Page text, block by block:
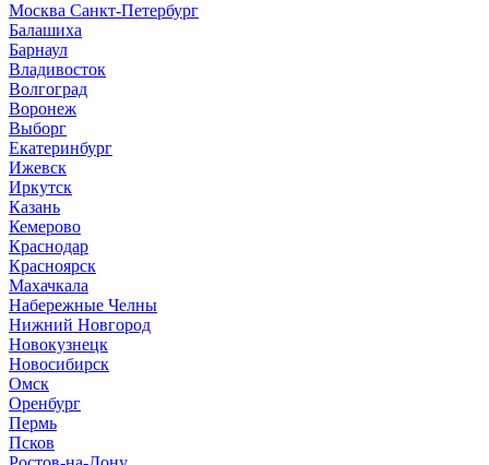
Москва Санкт-Петербург
Балашиха
Барнаул
Владивосток
Волгоград
Воронеж
Выборг
Екатеринбург
Ижевск
Иркутск
Казань
Кемерово
Краснодар
Красноярск
Махачкала
Набережные Челны
Нижний Новгород
Новокузнецк
Новосибирск
Омск
Оренбург
Пермь
Псков